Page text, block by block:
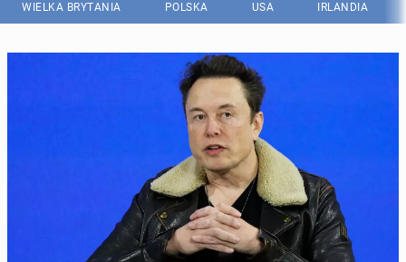
WIELKA BRYTANIA POLSKA USA IRLANDIA